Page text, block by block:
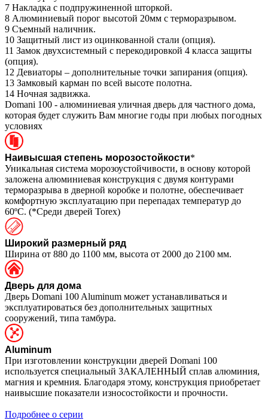
7 Накладка с подпружиненной шторкой.
8 Алюминиевый порог высотой 20мм с терморазрывом.
9 Съемный наличник.
10 Защитный лист из оцинкованной стали (опция).
11 Замок двухсистемный с перекодировкой 4 класса защиты
(опция).
12 Девиаторы – дополнительные точки запирания (опция).
13 Замковый карман по всей высоте полотна.
14 Ночная задвижка.
Domani 100 - алюминиевая уличная дверь для частного дома,
которая будет служить Вам многие годы при любых погодных
условиях
Наивысшая степень морозостойкости*
Уникальная система морозоустойчивости, в основу которой
заложена алюминиевая конструкция с двумя контурами
терморазрыва в дверной коробке и полотне, обеспечивает
комфортную эксплуатацию при перепадах температур до
60ºС. (*Среди дверей Torex)
Широкий размерный ряд
Ширина от 880 до 1100 мм, высота от 2000 до 2100 мм.
Дверь для дома
Дверь Domani 100 Aluminum может устанавливаться и
эксплуатироваться без дополнительных защитных
сооружений, типа тамбура.
Aluminum
При изготовлении конструкции дверей Domani 100
используется специальный ЗАКАЛЕННЫЙ сплав алюминия,
магния и кремния. Благодаря этому, конструкция приобретает
наивысшие показатели износостойкости и прочности.
Подробнее о серии